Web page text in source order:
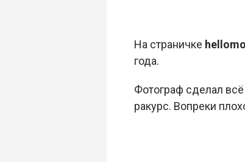
На страничке
года.
Фотограф сделал
ракурс. Вопреки